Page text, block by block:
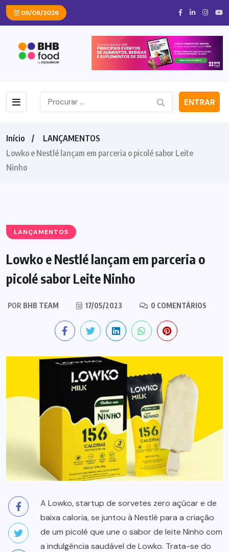
05/08/2026
ENTRAR
Início
LANÇAMENTOS
Lowko e Nestlé lançam em parceria o picolé sabor Leite
Ninho
LANÇAMENTOS
Lowko e Nestlé lançam em parceria o
picolé sabor Leite Ninho
POR BHB TEAM 17/05/2023 0 COMENTÁRIOS
A Lowko, startup de sorvetes zero açúcar e de
baixa caloria, se juntou à Nestlé para a criação
de um picolé que une o sabor de leite Ninho com
a indulgência saudável de Lowko. Trata-se do